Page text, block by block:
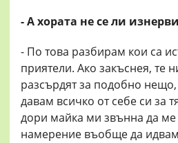
- А хората не се ли
- По това разбирам кои са
приятели. Ако закъснея, те
разсърдят за подобно
давам всичко от себе си за
дори майка ми звънна да
намерение въобще да